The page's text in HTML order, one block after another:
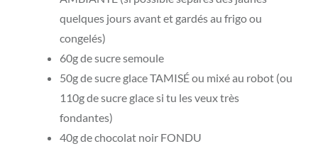
quelques jours avant et gardés au frigo ou
congelés)
60g de sucre semoule
50g de sucre glace TAMISÉ ou mixé au robot (ou
110g de sucre glace si tu les veux très
fondantes)
40g de chocolat noir FONDU